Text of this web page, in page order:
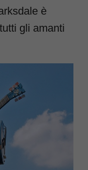
è
gli amanti